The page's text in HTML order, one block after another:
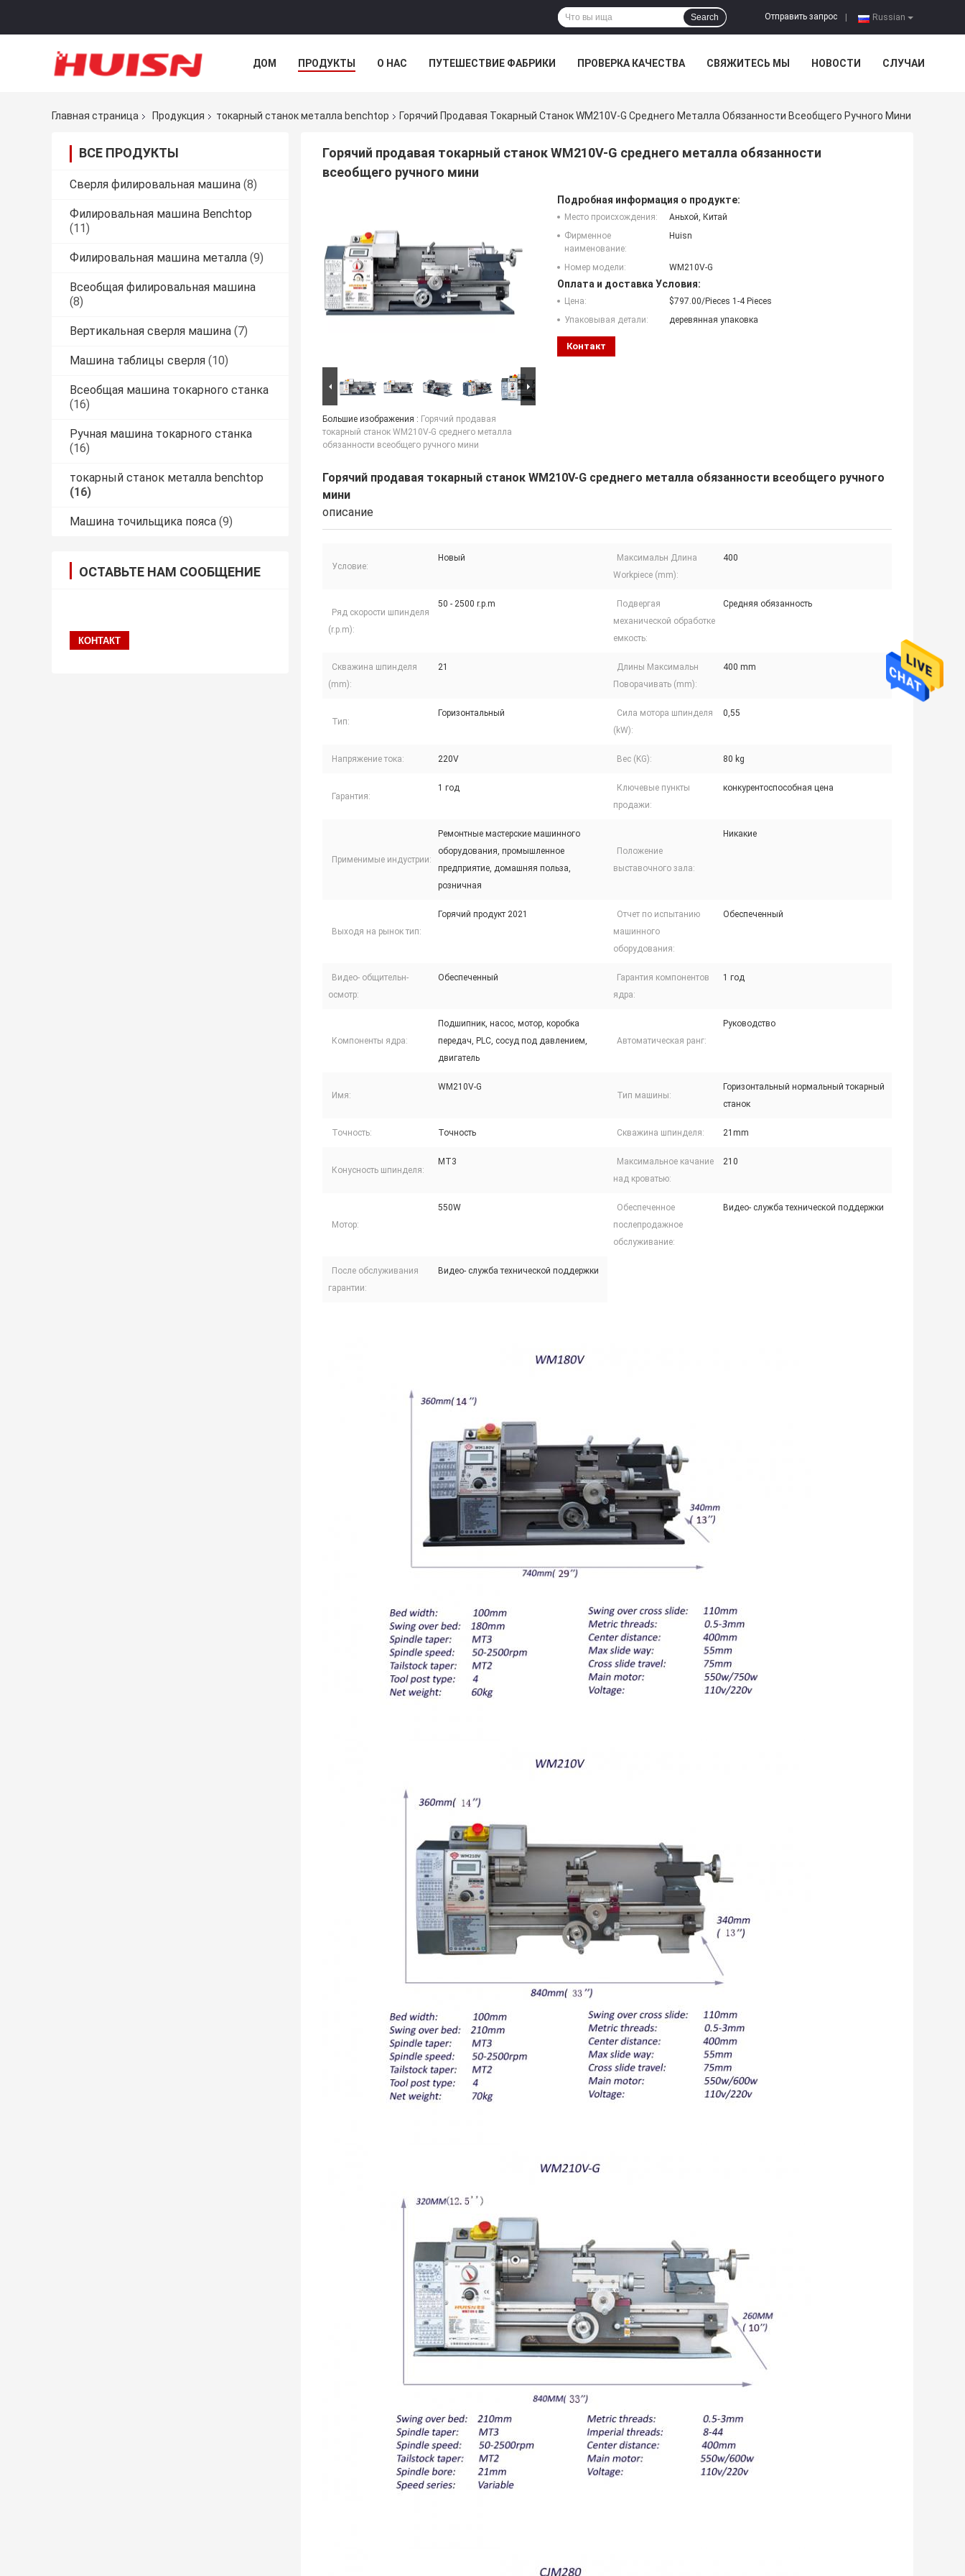
Russian
Отправить запрос
Search
ДОМ ПРОДУКТЫ О НАС ПУТЕШЕСТВИЕ ФАБРИКИ ПРОВЕРКА КАЧЕСТВА СВЯЖИТЕСЬ МЫ НОВОСТИ СЛУЧАИ
Главная страница Продукция токарный станок металла benchtop Горячий Продавая Токарный Станок WM210V-G Среднего Металла Обязанности Всеобщего Ручного Мини
ВСЕ ПРОДУКТЫ
Сверля филировальная машина (8)
Филировальная машина Benchtop
(11)
Филировальная машина металла (9)
Всеобщая филировальная машина
(8)
Вертикальная сверля машина (7)
Машина таблицы сверля (10)
Всеобщая машина токарного станка
(16)
Ручная машина токарного станка
(16)
токарный станок металла benchtop
(16)
Машина точильщика пояса (9)
ОСТАВЬТЕ НАМ СООБЩЕНИЕ
Горячий продавая токарный станок WM210V-G среднего металла обязанности
всеобщего ручного мини
Большие изображения : Горячий продавая
токарный станок WM210V-G среднего металла
обязанности всеобщего ручного мини
Подробная информация о продукте:
Место происхождения:
Аньхой, Китай
Фирменное
наименование:
Huisn
Номер модели: WM210V-G
Оплата и доставка Условия:
Цена:
$797.00/Pieces 1-4 Pieces
Упаковывая детали:
деревянная упаковка
Контакт
Горячий продавая токарный станок WM210V-G среднего металла обязанности всеобщего ручного
мини
описание
Условие:
Новый
Максимальн Длина
Workpiece (mm):
400
Ряд скорости шпинделя
(r.p.m):
50 - 2500 r.p.m
Подвергая
механической обработке
емкость:
Средняя обязанность
Скважина шпинделя
(mm):
21
Длины Максимальн
Поворачивать (mm):
400 mm
Тип:
Горизонтальный
Сила мотора шпинделя
(kW):
0,55
Напряжение тока: 220V Вес (KG): 80 kg
Гарантия:
1 год
Ключевые пункты
продажи:
конкурентоспособная цена
Применимые индустрии:
Ремонтные мастерские машинного
оборудования, промышленное
предприятие, домашняя польза,
розничная
Положение
выставочного зала:
Никакие
Выходя на рынок тип:
Горячий продукт 2021
Отчет по испытанию
машинного
оборудования:
Обеспеченный
Видео- общительн-
осмотр:
Обеспеченный
Гарантия компонентов
ядра:
1 год
Компоненты ядра:
Подшипник, насос, мотор, коробка
передач, PLC, сосуд под давлением,
двигатель
Автоматическая ранг:
Руководство
Имя:
WM210V-G
Тип машины:
Горизонтальный нормальный токарный
станок
Точность: Точность Скважина шпинделя: 21mm
Конусность шпинделя:
MT3
Максимальное качание
над кроватью:
210
Мотор:
550W
Обеспеченное
послепродажное
обслуживание:
Видео- служба технической поддержки
После обслуживания
гарантии:
Видео- служба технической поддержки